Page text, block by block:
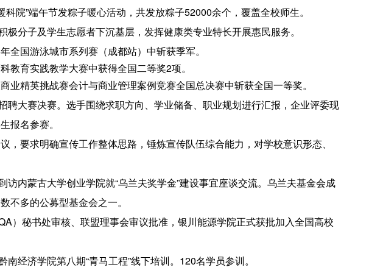
院”端午节发粽子暖心活动，共发放粽子52000余个，覆盖全校师生。
分子及学生志愿者下沉基层，发挥健康类专业特长开展惠民服务。
全国游泳城市系列赛（成都站）中斩获季军。
教育实践教学大赛中获得全国二等奖2项。
业精英挑战赛会计与商业管理案例竞赛全国总决赛中斩获全国一等奖。
聘大赛决赛。选手围绕求职方向、学业储备、职业规划进行汇报，企业评委现
报名参赛。
，要求明确宣传工作整体思路，锤炼宣传队伍综合能力，对学校意识形态、
内蒙古大学创业学院就“乌兰夫奖学金”建设事宜座谈交流。乌兰夫基金会成
不多的公募型基金会之一。
）秘书处审核、联盟理事会审议批准，银川能源学院正式获批加入全国高校
经济学院第八期“青马工程”线下培训。120名学员参训。